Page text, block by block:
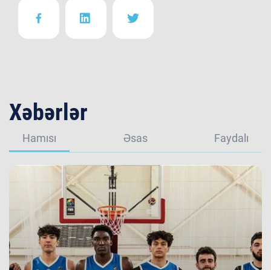
Xəbərlər
Hamısı Əsas Faydalı